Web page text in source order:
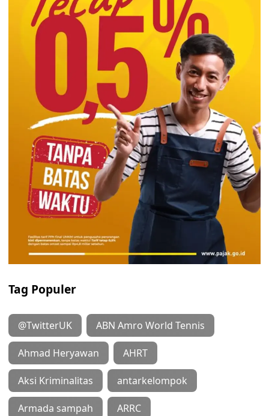
Tag Populer
@TwitterUK ABN Amro World Tennis
Ahmad Heryawan AHRT
Aksi Kriminalitas antarkelompok
Armada sampah ARRC